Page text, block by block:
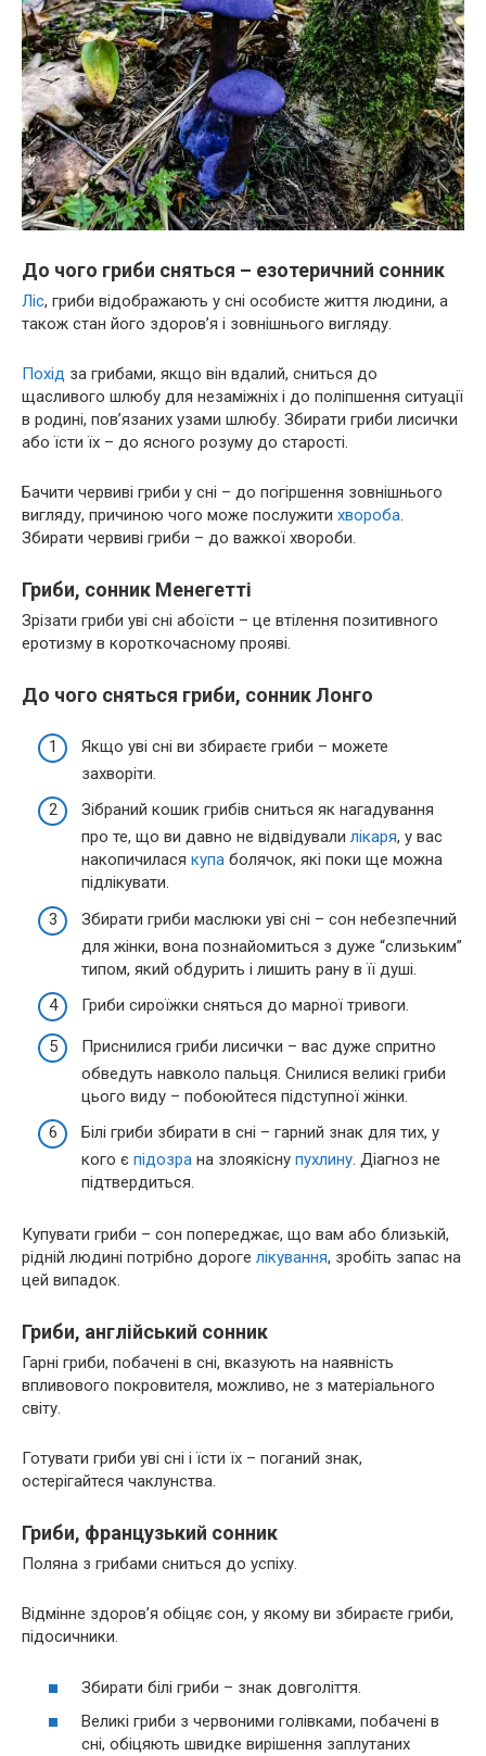
До чого гриби сняться – езотеричний сонник
Ліс, гриби відображають у сні особисте життя людини, а
також стан його здоров’я і зовнішнього вигляду.
Похід за грибами, якщо він вдалий, сниться до
щасливого шлюбу для незаміжніх і до поліпшення ситуації
в родині, пов’язаних узами шлюбу. Збирати гриби лисички
або їсти їх – до ясного розуму до старості.
Бачити червиві гриби у сні – до погіршення зовнішнього
вигляду, причиною чого може послужити хвороба.
Збирати червиві гриби – до важкої хвороби.
Гриби, сонник Менегетті
Зрізати гриби уві сні абоїсти – це втілення позитивного
еротизму в короткочасному прояві.
До чого сняться гриби, сонник Лонго
Якщо уві сні ви збираєте гриби – можете
захворіти.
Зібраний кошик грибів сниться як нагадування
про те, що ви давно не відвідували лікаря, у вас
накопичилася купа болячок, які поки ще можна
підлікувати.
Збирати гриби маслюки уві сні – сон небезпечний
для жінки, вона познайомиться з дуже “слизьким”
типом, який обдурить і лишить рану в її душі.
Гриби сироїжки сняться до марної тривоги.
Приснилися гриби лисички – вас дуже спритно
обведуть навколо пальця. Снилися великі гриби
цього виду – побоюйтеся підступної жінки.
Білі гриби збирати в сні – гарний знак для тих, у
кого є підозра на злоякісну пухлину. Діагноз не
підтвердиться.
Купувати гриби – сон попереджає, що вам або близькій,
рідній людині потрібно дороге лікування, зробіть запас на
цей випадок.
Гриби, англійський сонник
Гарні гриби, побачені в сні, вказують на наявність
впливового покровителя, можливо, не з матеріального
світу.
Готувати гриби уві сні і їсти їх – поганий знак,
остерігайтеся чаклунства.
Гриби, французький сонник
Поляна з грибами сниться до успіху.
Відмінне здоров’я обіцяє сон, у якому ви збираєте гриби,
підосичники.
Збирати білі гриби – знак довголіття.
Великі гриби з червоними голівками, побачені в
сні, обіцяють швидке вирішення заплутаних